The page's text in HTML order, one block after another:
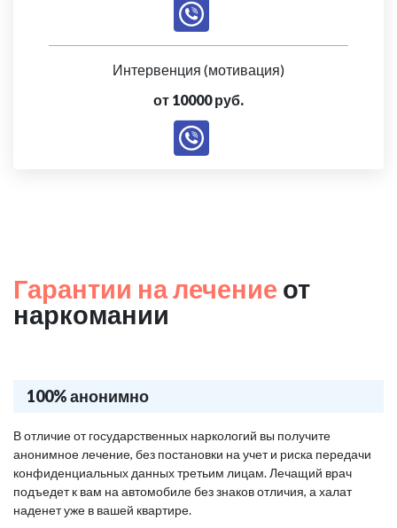
Интервенция (мотивация)
от 10000 руб.
Гарантии на лечение от
наркомании
100% анонимно
В отличие от государственных наркологий вы получите
анонимное лечение, без постановки на учет и риска передачи
конфиденциальных данных третьим лицам. Лечащий врач
подъедет к вам на автомобиле без знаков отличия, а халат
наденет уже в вашей квартире.